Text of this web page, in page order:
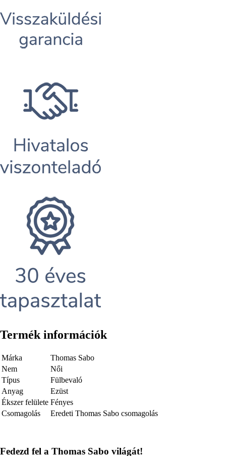
Termék információk
Márka
Thomas Sabo
Nem
Női
Típus
Fülbevaló
Anyag
Ezüst
Ékszer felülete Fényes
Csomagolás
Eredeti Thomas Sabo csomagolás
Fedezd fel a Thomas Sabo világát!